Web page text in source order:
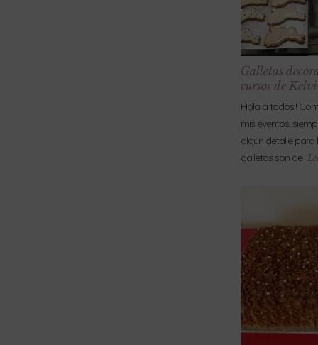
Galletas
cursos de
Hola a todos!!
mis eventos,
algún detalle para
galletas son de